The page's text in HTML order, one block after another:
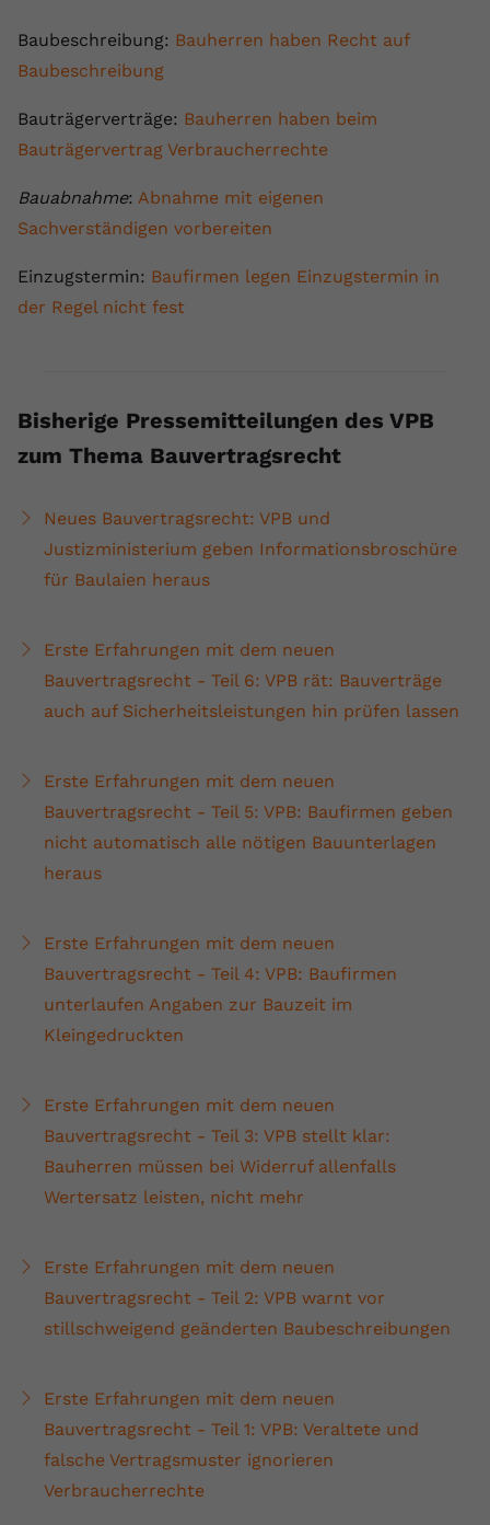
Baubeschreibung: Bauherren haben Recht auf
Baubeschreibung
Bauträgerverträge: Bauherren haben beim
Bauträgervertrag Verbraucherrechte
Bauabnahme: Abnahme mit eigenen
Sachverständigen vorbereiten
Einzugstermin: Baufirmen legen Einzugstermin in
der Regel nicht fest
Bisherige Pressemitteilungen des VPB
zum Thema Bauvertragsrecht
Neues Bauvertragsrecht: VPB und
Justizministerium geben Informationsbroschüre
für Baulaien heraus
Erste Erfahrungen mit dem neuen
Bauvertragsrecht - Teil 6: VPB rät: Bauverträge
auch auf Sicherheitsleistungen hin prüfen lassen
Erste Erfahrungen mit dem neuen
Bauvertragsrecht - Teil 5: VPB: Baufirmen geben
nicht automatisch alle nötigen Bauunterlagen
heraus
Erste Erfahrungen mit dem neuen
Bauvertragsrecht - Teil 4: VPB: Baufirmen
unterlaufen Angaben zur Bauzeit im
Kleingedruckten
Erste Erfahrungen mit dem neuen
Bauvertragsrecht - Teil 3: VPB stellt klar:
Bauherren müssen bei Widerruf allenfalls
Wertersatz leisten, nicht mehr
Erste Erfahrungen mit dem neuen
Bauvertragsrecht - Teil 2: VPB warnt vor
stillschweigend geänderten Baubeschreibungen
Erste Erfahrungen mit dem neuen
Bauvertragsrecht - Teil 1: VPB: Veraltete und
falsche Vertragsmuster ignorieren
Verbraucherrechte